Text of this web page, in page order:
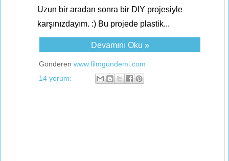
Uzun bir aradan sonra bir DIY projesiyle
karşınızdayım. :) Bu projede plastik...
Devamını Oku »
Gönderen www.filmgundemi.com
14 yorum: